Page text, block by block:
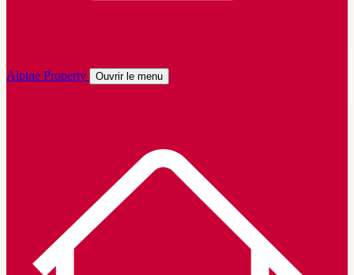
Alpine Property Ouvrir le menu